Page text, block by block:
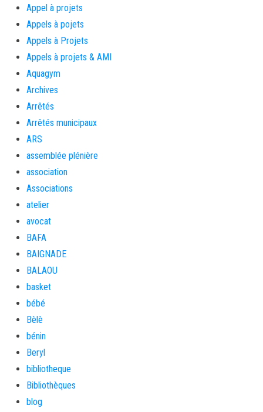
Appel à projets
Appels à pojets
Appels à Projets
Appels à projets & AMI
Aquagym
Archives
Arrêtés
Arrêtés municipaux
ARS
assemblée plénière
association
Associations
atelier
avocat
BAFA
BAIGNADE
BALAOU
basket
bébé
Bèlè
bénin
Beryl
bibliotheque
Bibliothèques
blog